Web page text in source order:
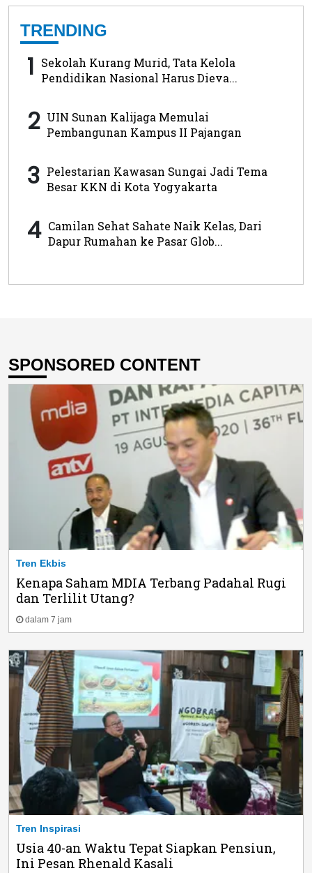
TRENDING
1 Sekolah Kurang Murid, Tata Kelola
Pendidikan Nasional Harus Dieva...
2 UIN Sunan Kalijaga Memulai
Pembangunan Kampus II Pajangan
3 Pelestarian Kawasan Sungai Jadi Tema
Besar KKN di Kota Yogyakarta
4 Camilan Sehat Sahate Naik Kelas, Dari
Dapur Rumahan ke Pasar Glob...
SPONSORED CONTENT
Tren Ekbis
Kenapa Saham MDIA Terbang Padahal Rugi
dan Terlilit Utang?
dalam 7 jam
Tren Inspirasi
Usia 40-an Waktu Tepat Siapkan Pensiun,
Ini Pesan Rhenald Kasali